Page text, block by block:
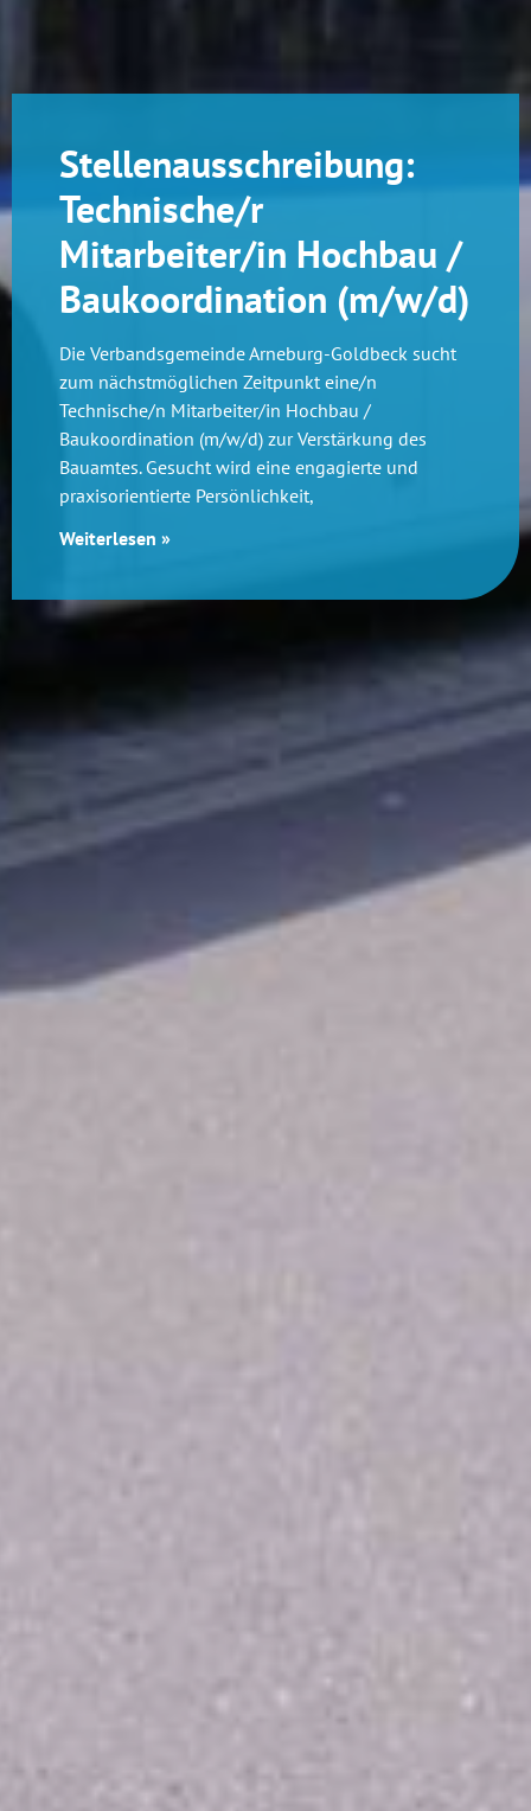
Stellenausschreibung:
Technische/r
Mitarbeiter/in Hochbau /
Baukoordination (m/w/d)
Die Verbandsgemeinde Arneburg-Goldbeck sucht
zum nächstmöglichen Zeitpunkt eine/n
Technische/n Mitarbeiter/in Hochbau /
Baukoordination (m/w/d) zur Verstärkung des
Bauamtes. Gesucht wird eine engagierte und
praxisorientierte Persönlichkeit,
Weiterlesen »